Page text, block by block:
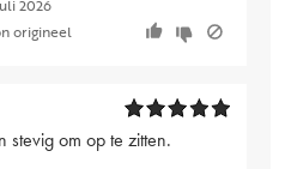
2026
origineel
stevig om op te zitten.